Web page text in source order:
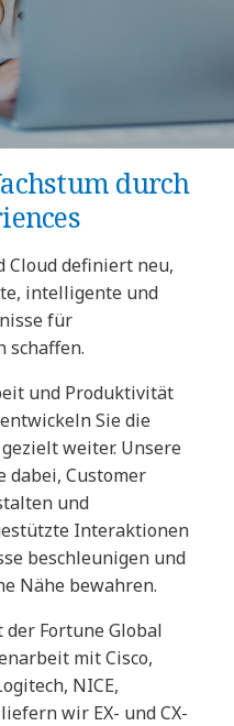
durch
Cloud definiert neu,
intelligente und
für
schaffen.
und Produktivität
Sie die
weiter. Unsere
dabei, Customer
und
Interaktionen
beschleunigen und
Nähe bewahren.
der Fortune Global
mit Cisco,
NICE,
wir EX- und CX-